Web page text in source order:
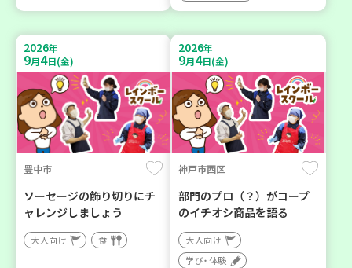
2026年
9月4日(金)
豊中市
ソーセージの飾り切りにチ
ャレンジしましょう
大人向け 食
2026年
9月4日(金)
神戸市西区
部門のプロ（？）がコープ
のイチオシ商品を語る
大人向け
学び・体験